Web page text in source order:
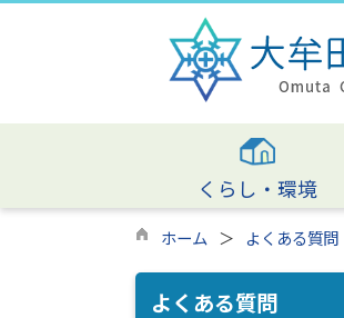
くらし・環境
ホーム よくある質問
よくある質問